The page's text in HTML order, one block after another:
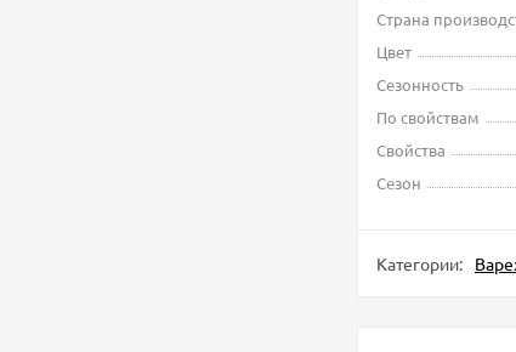
Страна
Цвет
Сезонность
По свойствам
Свойства
Сезон
Категории: